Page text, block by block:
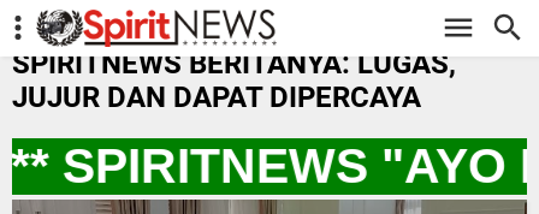
-->
SPIRITNEWS BERITANYA: LUGAS,
JUJUR DAN DAPAT DIPERCAYA
"AYO